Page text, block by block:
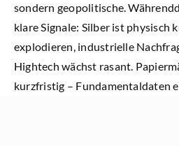
sondern geopolitische.
klare Signale: Silber ist physisch
explodieren, industrielle
Hightech wächst rasant.
kurzfristig – Fundamentaldaten